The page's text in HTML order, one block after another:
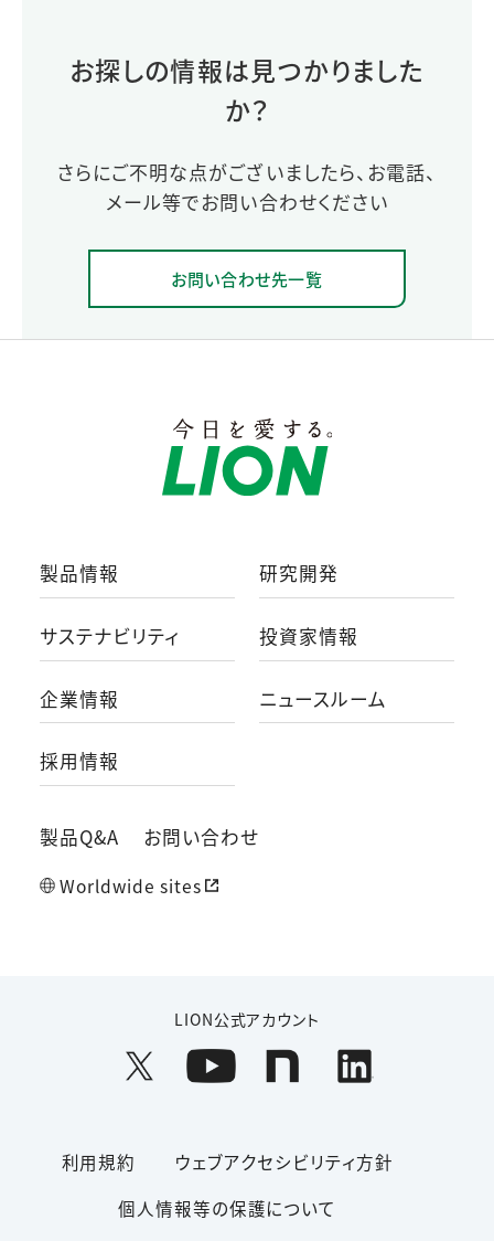
お探しの情報は見つかりました
か？
さらにご不明な点がございましたら、お電話、
メール等でお問い合わせください
お問い合わせ先一覧
製品情報 研究開発
サステナビリティ 投資家情報
企業情報 ニュースルーム
採用情報
製品Q&A お問い合わせ
Worldwide sites
LION公式アカウント
利用規約
ウェブアクセシビリティ方針
個人情報等の保護について